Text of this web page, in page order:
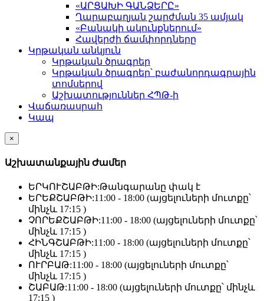
«ԱՐՑԱԽԻ ԳԱՆՁԵՐԸ»
Ղարաբաղյան շարժման 35 ամյակ
«Բանակի ակունքներում»
Հավերժի ճամփորդները
Կրթական անկյուն
Կրթական ծրագրեր
Կրթական ծրագրեր՝ բաժանորդագրային
տոմսերով
Աշխատություններ ՀՊԹ-ի
Վաճառասրահ
Կապ
×
Աշխատանքային Ժամեր
ԵՐԿՈՒՇԱԲԹԻ:Թանգարանը փակ է
ԵՐԵՔՇԱԲԹԻ:11:00 - 18:00 (այցելուների մուտքը՝
մինչև 17:15 )
ՉՈՐԵՔՇԱԲԹԻ:11:00 - 18:00 (այցելուների մուտքը՝
մինչև 17:15 )
ՀԻՆԳՇԱԲԹԻ:11:00 - 18:00 (այցելուների մուտքը՝
մինչև 17:15 )
ՈՒՐԲԱԹ:11:00 - 18:00 (այցելուների մուտքը՝
մինչև 17:15 )
ՇԱԲԱԹ:11:00 - 18:00 (այցելուների մուտքը՝ մինչև
17:15 )